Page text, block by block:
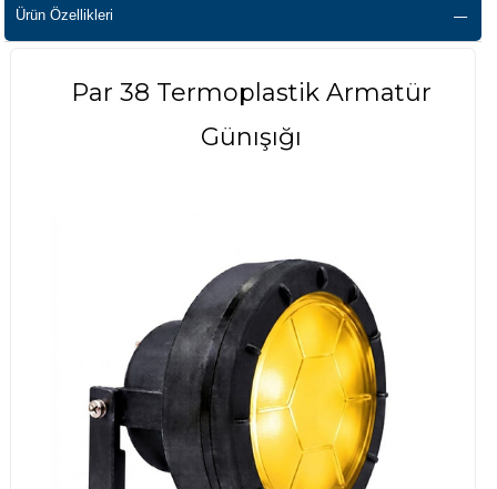
Ürün Özellikleri
Par 38 Termoplastik Armatür
Günışığı